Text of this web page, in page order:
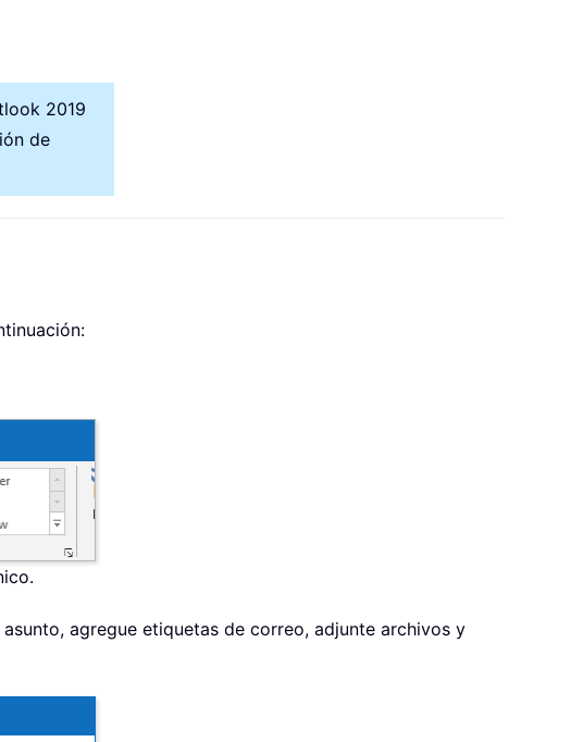
2019
de
agregue etiquetas de correo, adjunte archivos y